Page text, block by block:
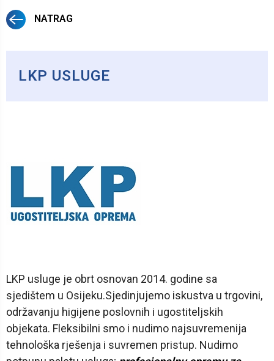
NATRAG
LKP USLUGE
LKP usluge je obrt osnovan 2014. godine sa
sjedištem u Osijeku.Sjedinjujemo iskustva u trgovini,
održavanju higijene poslovnih i ugostiteljskih
objekata. Fleksibilni smo i nudimo najsuvremenija
tehnološka rješenja i suvremen pristup. Nudimo